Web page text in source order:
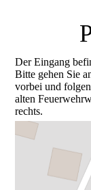
Der Eingang
Bitte gehen Sie
vorbei und
alten
rechts.